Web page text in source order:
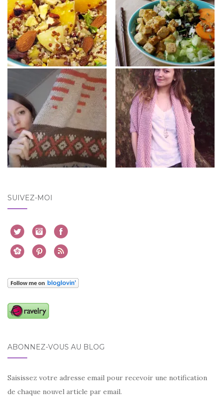
SUIVEZ-MOI
ABONNEZ-VOUS AU BLOG
Saisissez votre adresse email pour recevoir une notification
de chaque nouvel article par email.